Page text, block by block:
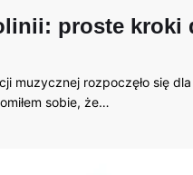
proste kroki
muzycznej rozpoczęło się
sobie, że…